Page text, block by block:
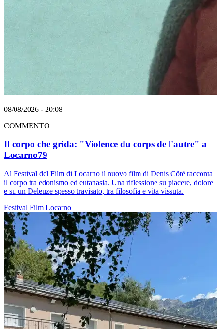
08/08/2026 - 20:08
COMMENTO
Il corpo che grida: "Violence du corps de l'autre" a
Locarno79
Al Festival del Film di Locarno il nuovo film di Denis Côté racconta
il corpo tra edonismo ed eutanasia. Una riflessione su piacere, dolore
e su un Deleuze spesso travisato, tra filosofia e vita vissuta.
Festival Film Locarno